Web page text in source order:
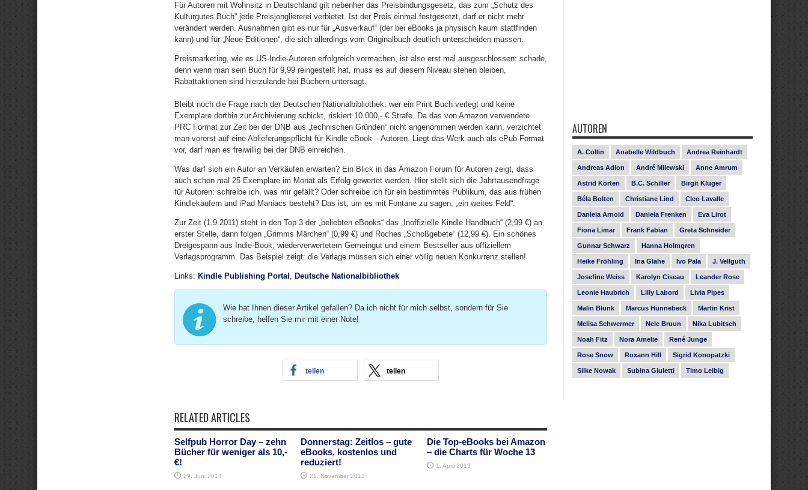
Für Autoren mit Wohnsitz in Deutschland gilt nebenher das Preisbindungsgesetz, das zum „Schutz des
Kulturgutes Buch“ jede Preisjongliererei verbietet. Ist der Preis einmal festgesetzt, darf er nicht mehr
verändert werden. Ausnahmen gibt es nur für „Ausverkauf“ (der bei eBooks ja physisch kaum stattfinden
kann) und für „Neue Editionen“, die sich allerdings vom Originalbuch deutlich unterscheiden müssen.
Preismarketing, wie es US-Indie-Autoren erfolgreich vormachen, ist also erst mal ausgeschlossen: schade,
denn wenn man sein Buch für 9,99 reingestellt hat, muss es auf diesem Niveau stehen bleiben,
Rabattaktionen sind hierzulande bei Büchern untersagt.
Bleibt noch die Frage nach der Deutschen Nationalbibliothek: wer ein Print Buch verlegt und keine
Exemplare dorthin zur Archivierung schickt, riskiert 10.000,- € Strafe. Da das von Amazon verwendete
PRC Format zur Zeit bei der DNB aus „technischen Gründen“ nicht angenommen werden kann, verzichtet
man vorerst auf eine Ablieferungspflicht für Kindle eBook – Autoren. Liegt das Werk auch als ePub-Format
vor, darf man es freiwillig bei der DNB einreichen.
Was darf sich ein Autor an Verkäufen erwarten? Ein Blick in das Amazon Forum für Autoren zeigt, dass
auch schon mal 25 Exemplare im Monat als Erfolg gewertet werden. Hier stellt sich die Jahrtausendfrage
für Autoren: schreibe ich, was mir gefällt? Oder schreibe ich für ein bestimmtes Publikum, das aus frühen
Kindlekäufern und iPad Maniacs besteht? Das ist, um es mit Fontane zu sagen, „ein weites Feld“.
Zur Zeit (1.9.2011) steht in den Top 3 der „beliebten eBooks“ das „Inoffizielle Kindle Handbuch“ (2,99 €) an
erster Stelle, dann folgen „Grimms Märchen“ (0,99 €) und Roches „Schoßgebete“ (12,99 €). Ein schönes
Dreigespann aus Indie-Book, wiederverwertetem Gemeingut und einem Bestseller aus offiziellem
Verlagsprogramm. Das Beispiel zeigt: die Verlage müssen sich einer völlig neuen Konkurrenz stellen!
Links: Kindle Publishing Portal , Deutsche Nationalbibliothek
Wie hat Ihnen dieser Artikel gefallen? Da ich nicht für mich selbst, sondern für Sie
schreibe, helfen Sie mir mit einer Note!
teilen teilen
RELATED ARTICLES
Selfpub Horror Day – zehn
Bücher für weniger als 10,-
€!
29. Juni 2014
Donnerstag: Zeitlos – gute
eBooks, kostenlos und
reduziert!
21. November 2013
Die Top-eBooks bei Amazon
– die Charts für Woche 13
1. April 2013
AUTOREN
A. Collin Anabelle Wildbuch Andrea Reinhardt
Andreas Adlon André Milewski Anne Amrum
Astrid Korten B.C. Schiller Birgit Kluger
Béla Bolten Christiane Lind Cleo Lavalle
Daniela Arnold Daniela Frenken Eva Lirot
Fiona Limar Frank Fabian Greta Schneider
Gunnar Schwarz Hanna Holmgren
Heike Fröhling Ina Glahe Ivo Pala J. Vellguth
Josefine Weiss Karolyn Ciseau Leander Rose
Leonie Haubrich Lilly Labord Livia Pipes
Malin Blunk Marcus Hünnebeck Martin Krist
Melisa Schwermer Nele Bruun Nika Lubitsch
Noah Fitz Nora Amelie René Junge
Rose Snow Roxann Hill Sigrid Konopatzki
Silke Nowak Subina Giuletti Timo Leibig